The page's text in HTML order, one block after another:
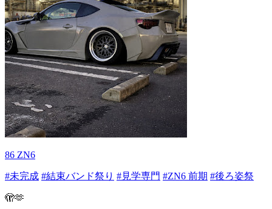
86 ZN6
#未完成 #結束バンド祭り #見学専門 #ZN6 前期 #後ろ姿祭
🫣🫶